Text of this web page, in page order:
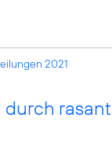
2021
durch